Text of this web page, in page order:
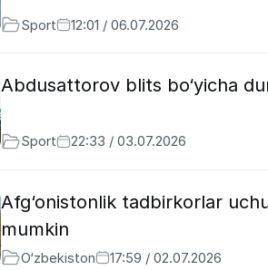
Sport 12:01 / 06.07.2026
Abdusattorov blits bo‘yicha
Sport 22:33 / 03.07.2026
Afg‘onistonlik tadbirkorlar
mumkin
O‘zbekiston 17:59 / 02.07.2026